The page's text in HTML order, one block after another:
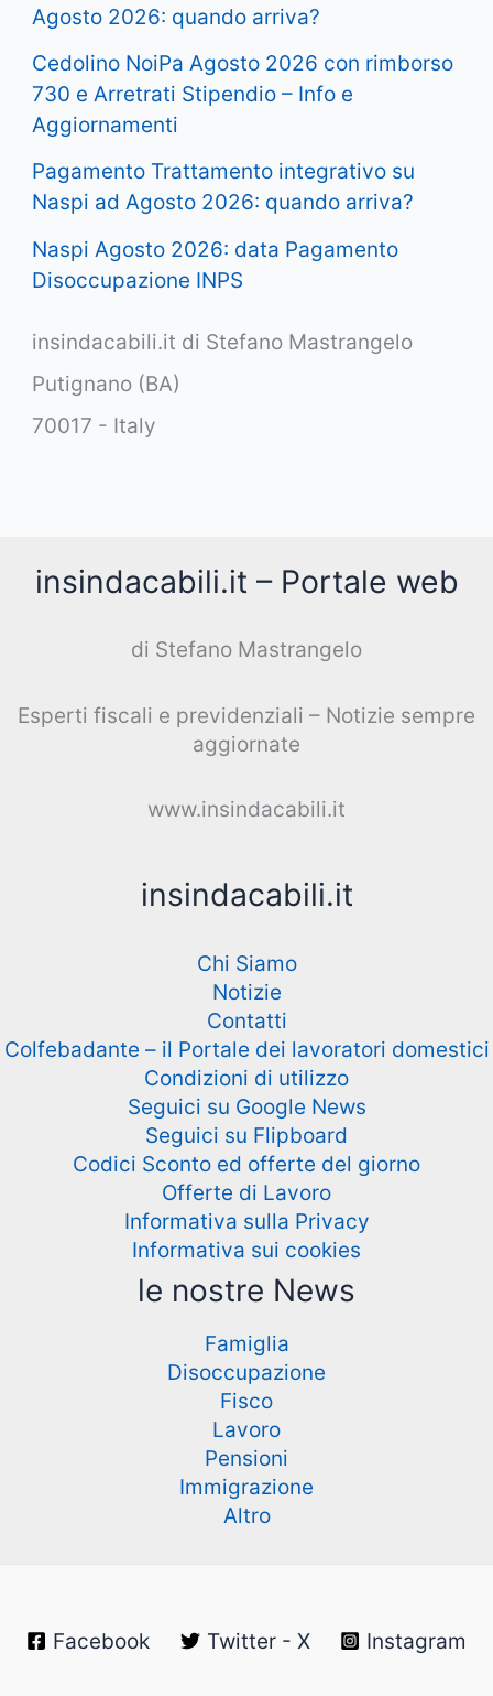
Agosto 2026: quando arriva?
Cedolino NoiPa Agosto 2026 con rimborso
730 e Arretrati Stipendio – Info e
Aggiornamenti
Pagamento Trattamento integrativo su
Naspi ad Agosto 2026: quando arriva?
Naspi Agosto 2026: data Pagamento
Disoccupazione INPS
insindacabili.it di Stefano Mastrangelo
Putignano (BA)
70017 - Italy
insindacabili.it – Portale web
di Stefano Mastrangelo
Esperti fiscali e previdenziali – Notizie sempre
aggiornate
www.insindacabili.it
insindacabili.it
Chi Siamo
Notizie
Contatti
Colfebadante – il Portale dei lavoratori domestici
Condizioni di utilizzo
Seguici su Google News
Seguici su Flipboard
Codici Sconto ed offerte del giorno
Offerte di Lavoro
Informativa sulla Privacy
Informativa sui cookies
le nostre News
Famiglia
Disoccupazione
Fisco
Lavoro
Pensioni
Immigrazione
Altro
Facebook Twitter - X Instagram